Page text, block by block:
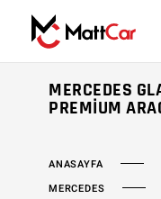
MERCEDES
PREMIUM
ANASAYFA
MERCEDES